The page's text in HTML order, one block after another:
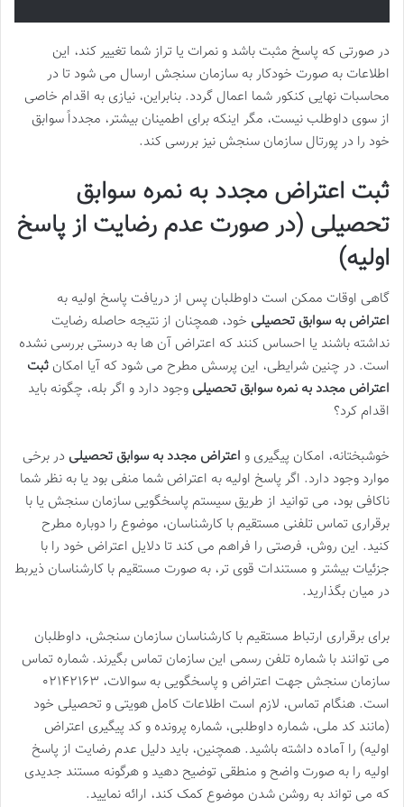
در صورتی که پاسخ مثبت باشد و نمرات یا تراز شما تغییر کند، این
اطلاعات به صورت خودکار به سازمان سنجش ارسال می شود تا در
محاسبات نهایی کنکور شما اعمال گردد. بنابراین، نیازی به اقدام خاصی
از سوی داوطلب نیست، مگر اینکه برای اطمینان بیشتر، مجدداً سوابق
خود را در پورتال سازمان سنجش نیز بررسی کند.
ثبت اعتراض مجدد به نمره سوابق
تحصیلی (در صورت عدم رضایت از پاسخ
اولیه)
گاهی اوقات ممکن است داوطلبان پس از دریافت پاسخ اولیه به
اعتراض به سوابق تحصیلی خود، همچنان از نتیجه حاصله رضایت
نداشته باشند یا احساس کنند که اعتراض آن ها به درستی بررسی نشده
است. در چنین شرایطی، این پرسش مطرح می شود که آیا امکان ثبت
اعتراض مجدد به نمره سوابق تحصیلی وجود دارد و اگر بله، چگونه باید
اقدام کرد؟
خوشبختانه، امکان پیگیری و اعتراض مجدد به سوابق تحصیلی در برخی
موارد وجود دارد. اگر پاسخ اولیه به اعتراض شما منفی بود یا به نظر شما
ناکافی بود، می توانید از طریق سیستم پاسخگویی سازمان سنجش یا با
برقراری تماس تلفنی مستقیم با کارشناسان، موضوع را دوباره مطرح
کنید. این روش، فرصتی را فراهم می کند تا دلایل اعتراض خود را با
جزئیات بیشتر و مستندات قوی تر، به صورت مستقیم با کارشناسان ذیربط
در میان بگذارید.
برای برقراری ارتباط مستقیم با کارشناسان سازمان سنجش، داوطلبان
می توانند با شماره تلفن رسمی این سازمان تماس بگیرند. شماره تماس
سازمان سنجش جهت اعتراض و پاسخگویی به سوالات، ۰۲۱۴۲۱۶۳
است. هنگام تماس، لازم است اطلاعات کامل هویتی و تحصیلی خود
(مانند کد ملی، شماره داوطلبی، شماره پرونده و کد پیگیری اعتراض
اولیه) را آماده داشته باشید. همچنین، باید دلیل عدم رضایت از پاسخ
اولیه را به صورت واضح و منطقی توضیح دهید و هرگونه مستند جدیدی
که می تواند به روشن شدن موضوع کمک کند، ارائه نمایید.